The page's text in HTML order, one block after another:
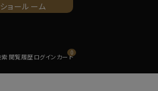
ショールーム
0